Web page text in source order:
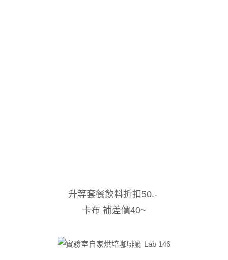
升等套餐飲料折扣50.-
卡布 補差價40~